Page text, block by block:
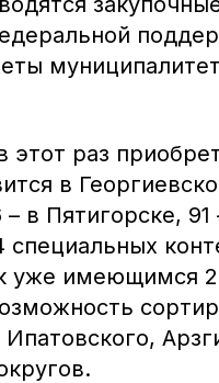
этот раз
в
в Пятигорске, 91
уже имеющимся